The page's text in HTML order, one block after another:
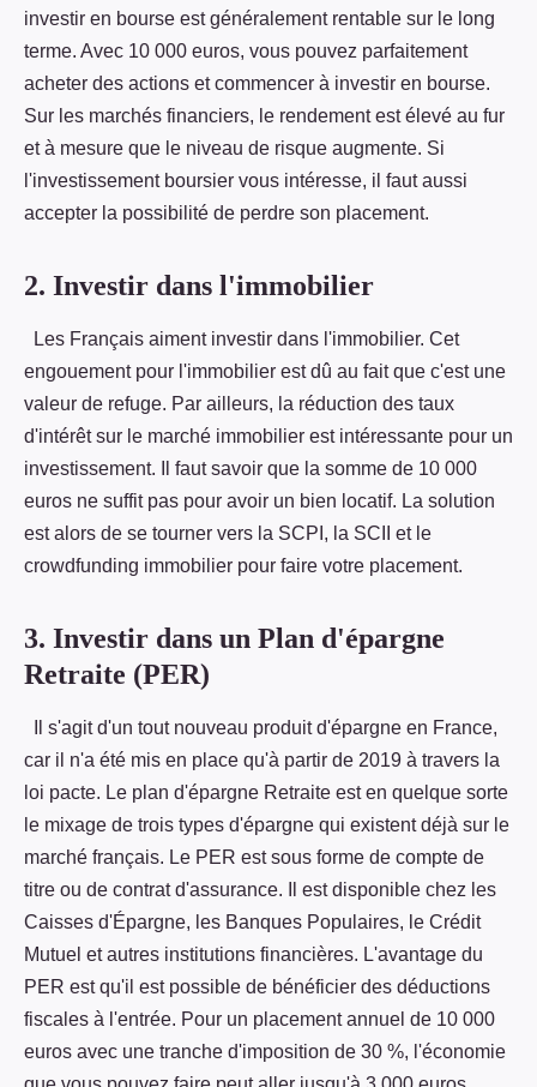
investir en bourse est généralement rentable sur le long
terme. Avec 10 000 euros, vous pouvez parfaitement
acheter des actions et commencer à investir en bourse.
Sur les marchés financiers, le rendement est élevé au fur
et à mesure que le niveau de risque augmente. Si
l'investissement boursier vous intéresse, il faut aussi
accepter la possibilité de perdre son placement.
2. Investir dans l'immobilier
Les Français aiment investir dans l'immobilier. Cet
engouement pour l'immobilier est dû au fait que c'est une
valeur de refuge. Par ailleurs, la réduction des taux
d'intérêt sur le marché immobilier est intéressante pour un
investissement. Il faut savoir que la somme de 10 000
euros ne suffit pas pour avoir un bien locatif. La solution
est alors de se tourner vers la SCPI, la SCII et le
crowdfunding immobilier pour faire votre placement.
3. Investir dans un Plan d'épargne
Retraite (PER)
Il s'agit d'un tout nouveau produit d'épargne en France,
car il n'a été mis en place qu'à partir de 2019 à travers la
loi pacte. Le plan d'épargne Retraite est en quelque sorte
le mixage de trois types d'épargne qui existent déjà sur le
marché français. Le PER est sous forme de compte de
titre ou de contrat d'assurance. Il est disponible chez les
Caisses d'Épargne, les Banques Populaires, le Crédit
Mutuel et autres institutions financières. L'avantage du
PER est qu'il est possible de bénéficier des déductions
fiscales à l'entrée. Pour un placement annuel de 10 000
euros avec une tranche d'imposition de 30 %, l'économie